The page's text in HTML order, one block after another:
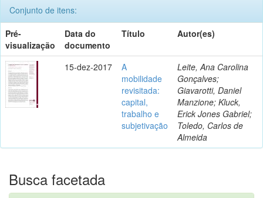
Conjunto de itens:
Pré-
visualização
Data do
documento
Título Autor(es)
15-dez-2017
A
mobilidade
revisitada:
capital,
trabalho e
subjetivação
Leite, Ana Carolina
Gonçalves;
Giavarotti, Daniel
Manzione; Kluck,
Erick Jones Gabriel;
Toledo, Carlos de
Almeida
Busca facetada